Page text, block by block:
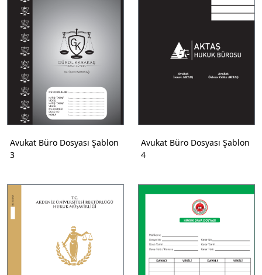
Avukat Büro Dosyası Şablon
3
Avukat Büro Dosyası Şablon
4